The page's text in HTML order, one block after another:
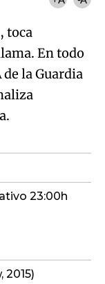
toca
En todo
de la Guardia
23:00h
2015)